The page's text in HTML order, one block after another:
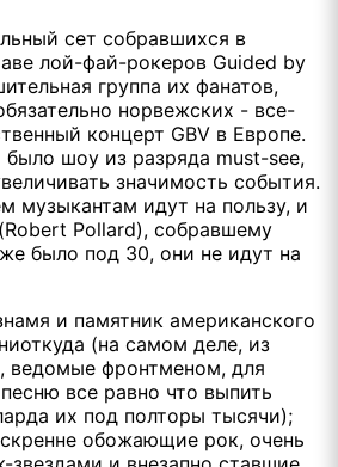
сет собравшихся в
лой-фай-рокеров Guided by
группа их фанатов,
норвежских - все-
концерт GBV в Европе.
было шоу из разряда must-see,
значимость события.
музыкантам идут на пользу, и
Pollard), собравшему
было под 30, они не идут на
и памятник американского
(на самом деле, из
ведомые фронтменом, для
все равно что выпить
их под полторы тысячи);
обожающие рок, очень